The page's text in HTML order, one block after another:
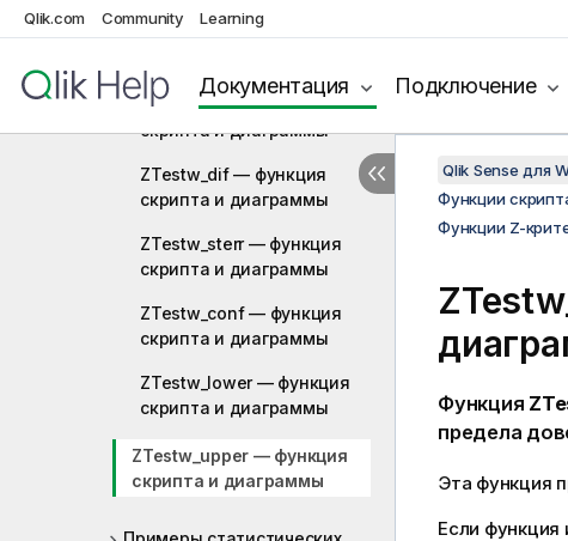
Qlik.com Community Learning
Документация Подключение
ZTestw_z — функция
ZTestw_sig — функция
скриптa и диаграммы
ZTestw_dif — функция
скриптa и диаграммы
ZTestw_sterr — функция
скриптa и диаграммы
ZTestw_conf — функция
скриптa и диаграммы
ZTestw_lower — функция
скриптa и диаграммы
ZTestw_upper — функция
скриптa и диаграммы
Qlik Sense для
Функции
Функции Z-
Функция
предела
Эта функция
Если функция